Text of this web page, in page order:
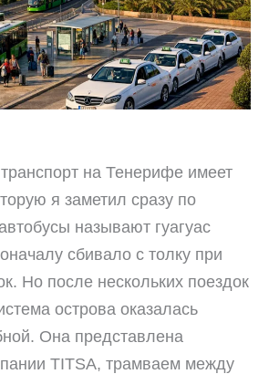
на Тенерифе имеет
я заметил сразу по
называют гуагуас
сбивало с толку при
Но после нескольких поездок
острова оказалась
Она представлена
TITSA, трамваем между